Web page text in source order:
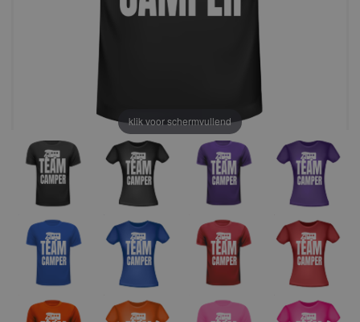
klik voor schermvullend